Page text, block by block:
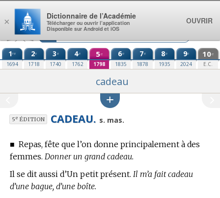
Aller au contenu
1re
1694
2e
1718
3e
1740
4e
1762
5e
1798
6e
1835
7e
1878
8e
1935
9e
2024
10e
E.C.
cadeau
5eÉDITION CADEAU. s. mas.
■ Repas, fête que l’on donne principalement à des
femmes. Donner un grand cadeau.
Il se dit aussi d’Un petit présent. Il m’a fait cadeau
d’une bague, d’une boîte.
×
Dictionnaire de l’Académie
Télécharger ou ouvrir l’application
Disponible sur Android et iOS
OUVRIR